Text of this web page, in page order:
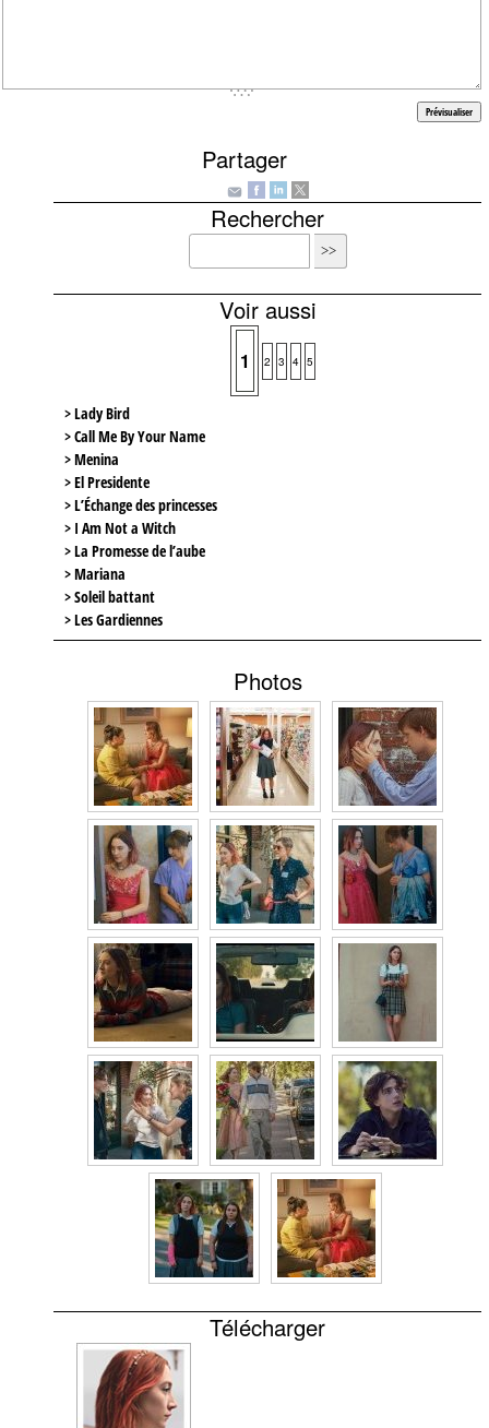
Partager
Rechercher
Voir aussi
1 2 3 4 5
> Lady Bird
> Call Me By Your Name
> Menina
> El Presidente
> L’Échange des princesses
> I Am Not a Witch
> La Promesse de l’aube
> Mariana
> Soleil battant
> Les Gardiennes
Photos
Télécharger